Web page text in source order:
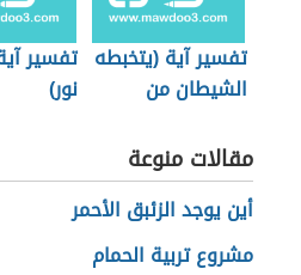
تفسير آية (يتخبطه
الشيطان من
تفسير
نور)
مقالات منوعة
أين يوجد الزئبق الأحمر
مشروع تربية الحمام